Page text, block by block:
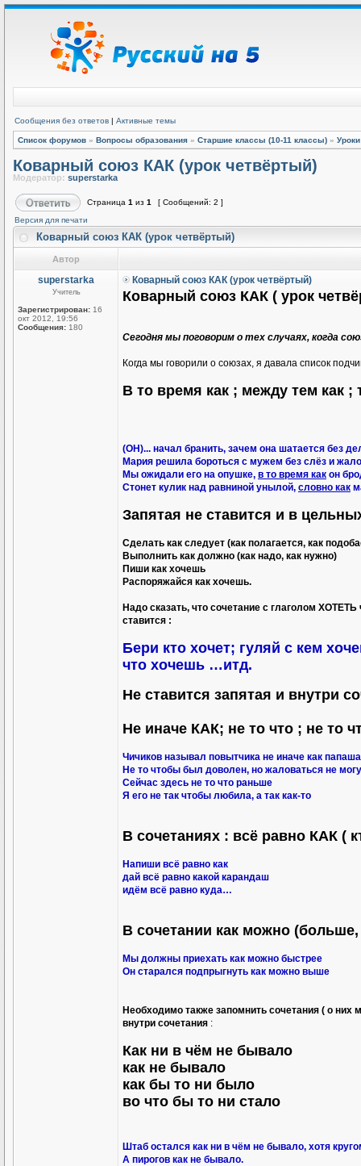
Сообщения без ответов | Активные темы
Список форумов » Вопросы образования » Старшие классы (10-11 классы) »
Коварный союз КАК (урок четвёртый)
Модератор: superstarka
Страница 1 из 1
[ Сообщений: 2 ]
Версия для печати
Коварный союз КАК (урок четвёртый)
Автор
superstarka
Учитель
Зарегистрирован: 16
окт 2012, 19:56
Сообщения: 180
Коварный союз КАК (урок четвёртый)
Коварный союз КАК ( урок
Сегодня мы поговорим о тех случаях, когда
Когда мы говорили о союзах, я давала список
В то время как ; между тем как ;
(ОН)... начал бранить, зачем она шатается без
Мария решила бороться с мужем без слёз и
Мы ожидали его на опушке, в то время как он
Стонет кулик над равниной унылой, словно как
Запятая не ставится и в
Сделать как следует (как полагается, как
Выполнить как должно (как надо, как нужно)
Пиши как хочешь
Распоряжайся как хочешь.
Надо сказать, что сочетание с глаголом
ставится :
Бери кто хочет; гуляй с кем
что хочешь …итд.
Не ставится запятая и внутри
Не иначе КАК; не то что ; не то
Чичиков называл повытчика не иначе как папаша
Не то чтобы был доволен, но жаловаться не могу
Сейчас здесь не то что раньше
Я его не так чтобы любила, а так как-то
В сочетаниях : всё равно КАК (
Напиши всё равно как
дай всё равно какой карандаш
идём всё равно куда…
В сочетании как можно
Мы должны приехать как можно быстрее
Он старался подпрыгнуть как можно выше
Необходимо также запомнить сочетания ( о
внутри сочетания :
Как ни в чём не бывало
как не бывало
как бы то ни было
во что бы то ни стало
Штаб остался как ни в чём не бывало, хотя
А пирогов как не бывало.